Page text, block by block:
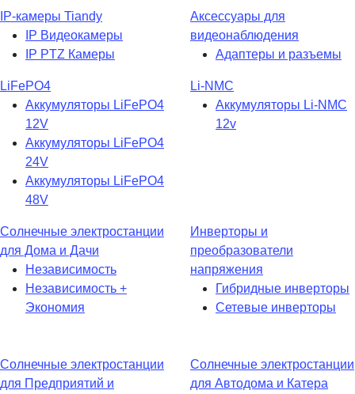
IP-камеры Tiandy
IP Видеокамеры
IP PTZ Камеры
Аксессуары для
видеонаблюдения
Адаптеры и разъемы
LiFePO4
Аккумуляторы LiFePO4
12V
Аккумуляторы LiFePO4
24V
Аккумуляторы LiFePO4
48V
Li-NMC
Аккумуляторы Li-NMC
12v
Солнечные электростанции
для Дома и Дачи
Независимость
Независимость +
Экономия
Инверторы и
преобразователи
напряжения
Гибридные инверторы
Сетевые инверторы
Солнечные электростанции
для Предприятий и
Солнечные электростанции
для Автодома и Катера